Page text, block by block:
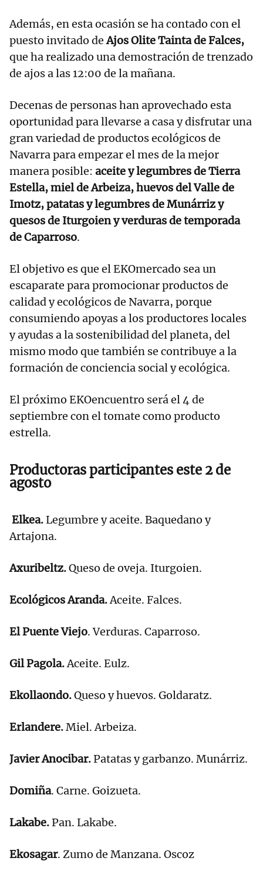
Además, en esta ocasión se ha contado con el
puesto invitado deAjos Olite Tainta de Falces,
que ha realizado una demostración de trenzado
de ajos a las 12:00 de la mañana.
Decenas de personas han aprovechado esta
oportunidad para llevarse a casa y disfrutar una
gran variedad de productos ecológicos de
Navarra para empezar el mes de la mejor
manera posible: aceite y legumbres de Tierra
Estella, miel de Arbeiza, huevos del Valle de
Imotz, patatas y legumbres de Munárriz y
quesos de Iturgoien y verduras de temporada
de Caparroso.
El objetivo es que el EKOmercado sea un
escaparate para promocionar productos de
calidad y ecológicos de Navarra, porque
consumiendo apoyas a los productores locales
y ayudas a la sostenibilidad del planeta, del
mismo modo que también se contribuye a la
formación de conciencia social y ecológica.
El próximo EKOencuentro será el 4 de
septiembre con el tomate como producto
estrella.
Productoras participantes este 2 de
agosto
Elkea.Legumbre y aceite. Baquedano y
Artajona.
Axuribeltz.Queso de oveja. Iturgoien.
Ecológicos Aranda.Aceite. Falces.
El Puente Viejo. Verduras. Caparroso.
Gil Pagola.Aceite. Eulz.
Ekollaondo.Queso y huevos. Goldaratz.
Erlandere.Miel. Arbeiza.
Javier Anocibar.Patatas y garbanzo. Munárriz.
Domiña. Carne. Goizueta.
Lakabe.Pan. Lakabe.
Ekosagar. Zumo de Manzana. Oscoz